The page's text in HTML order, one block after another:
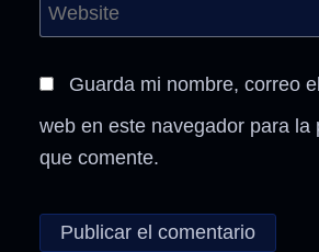
Guarda mi nombre, correo
web en este navegador para la
que comente.